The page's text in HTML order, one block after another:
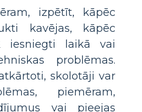
izpētīt, kāpēc
kavējas, kāpēc
iesniegti laikā vai
problēmas.
skolotāji var
piemēram,
vai pieejas